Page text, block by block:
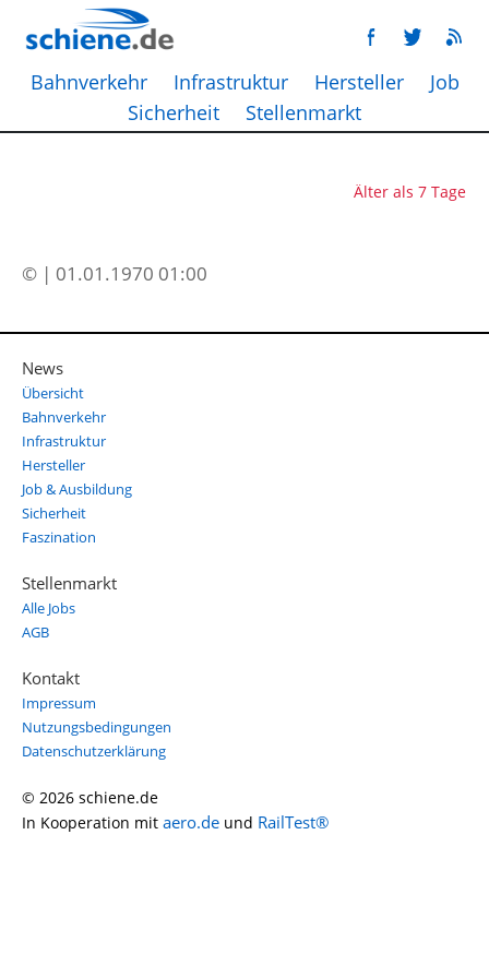
Bahnverkehr Infrastruktur Hersteller
Job
Sicherheit
Stellenmarkt
Älter als 7 Tage
© | 01.01.1970 01:00
News
Übersicht
Bahnverkehr
Infrastruktur
Hersteller
Job & Ausbildung
Sicherheit
Faszination
Stellenmarkt
Alle Jobs
AGB
Kontakt
Impressum
Nutzungsbedingungen
Datenschutzerklärung
© 2026 schiene.de
In Kooperation mit aero.de und RailTest®